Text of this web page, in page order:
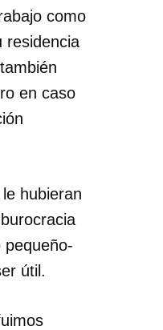
como
residencia
en caso
hubieran
pequeño-
útil.